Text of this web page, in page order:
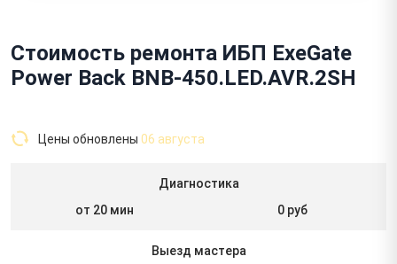
Стоимость ремонта ИБП ExeGate
Power Back BNB-450.LED.AVR.2SH
Цены обновлены 06 августа
Диагностика
от 20 мин
0 руб
Выезд мастера